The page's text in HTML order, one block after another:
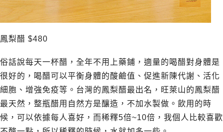
鳳梨醋 $480
俗話說每天一杯醋，全年不用上藥鋪，適量的喝醋對身體是
很好的，喝醋可以平衡身體的酸鹼值、促進新陳代謝、活化
細胞、增強免疫等。台灣的鳳梨醋最出名，旺萊山的鳳梨醋
最天然，整瓶醋用自然方是釀造，不加水製做。飲用的時
候，可以依據每人喜好，而稀釋5倍~10倍，我個人比較喜歡